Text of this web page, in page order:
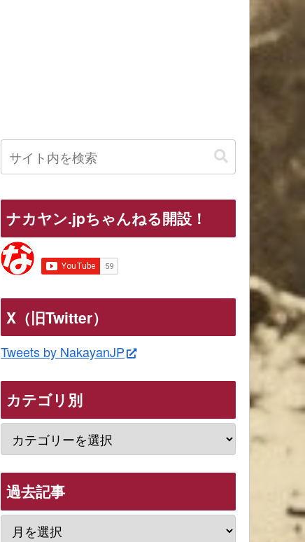
ナカヤン.jpちゃんねる開設！
X（旧Twitter）
Tweets by NakayanJP
カテゴリ別
過去記事